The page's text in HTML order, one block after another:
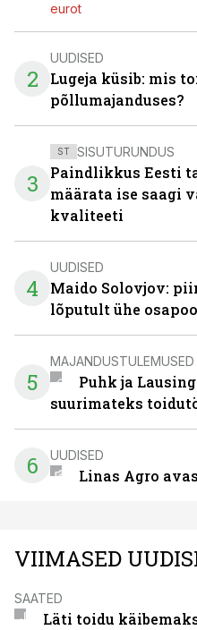
eurot
2
UUDISED
Lugeja küsib: mis
põllumajanduses?
3
ST SISUTURUNDUS
Paindlikkus Eesti
määrata ise saagi
kvaliteeti
4
UUDISED
Maido Solovjov:
lõputult ühe
5
MAJANDUSTULEMUSED
Puhk ja
suurimateks
6 UUDISED
Linas Agro
VIIMASED
SAATED
Läti toidu